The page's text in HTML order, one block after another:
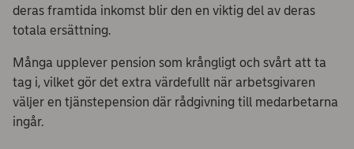
deras framtida inkomst blir den en viktig del av deras
totala ersättning.
Många upplever pension som krångligt och svårt att ta
tag i, vilket gör det extra värdefullt när arbetsgivaren
väljer en tjänstepension där rådgivning till medarbetarna
ingår.